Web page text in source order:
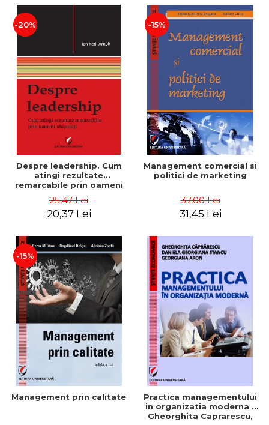
-20%
Despre leadership. Cum
atingi rezultate
remarcabile prin oameni
25,47 Lei
20,37 Lei
-15%
Management comercial si
politici de marketing
37,00 Lei
31,45 Lei
-15%
Management prin calitate
Practica managementului
in organizatia moderna -
Gheorghita Caprarescu,